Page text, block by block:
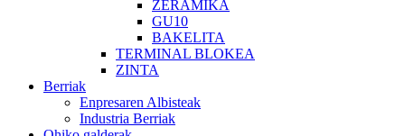
ZERAMIKA
GU10
BAKELITA
TERMINAL BLOKEA
ZINTA
Berriak
Enpresaren Albisteak
Industria Berriak